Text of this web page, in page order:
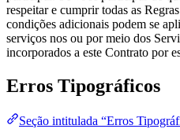
respeitar e cumprir todas as
condições adicionais podem se
serviços nos ou por meio dos
incorporados a este Contrato por
Erros Tipográficos
Seção intitulada “Erros